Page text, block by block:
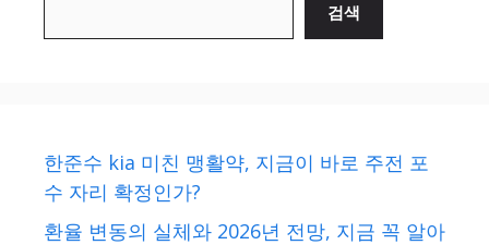
검색
한준수 kia 미친 맹활약, 지금이 바로 주전 포
수 자리 확정인가?
환율 변동의 실체와 2026년 전망, 지금 꼭 알아